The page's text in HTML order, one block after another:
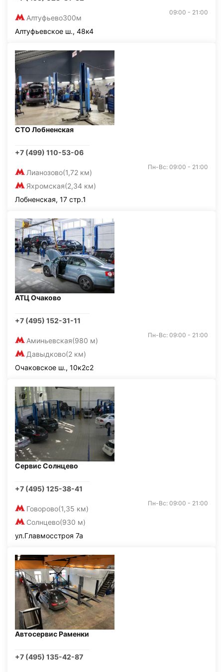
Алтуфьево300м
09:00 - 21:00
Алтуфьевское ш., 48к4
СТО Лобненская
+7 (499) 110-53-06
Лианозово(1,72 км)
Яхромская(2,34 км)
Пн-Вс: 09:00 - 21:00
Лобненская, 17 стр.1
АТЦ Очаково
+7 (495) 152-31-11
Аминьевская(980 м)
Давыдково(2 км)
Пн-Вс: 09:00 - 21:00
Очаковское ш., 10к2с2
Сервис Солнцево
+7 (495) 125-38-41
Говорово(1,35 км)
Солнцево(930 м)
Пн-Вс: 09:00 - 21:00
ул.Главмосстроя 7а
Автосервис Раменки
+7 (495) 135-42-87